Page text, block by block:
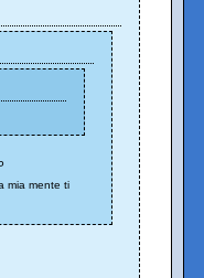
mia mente ti